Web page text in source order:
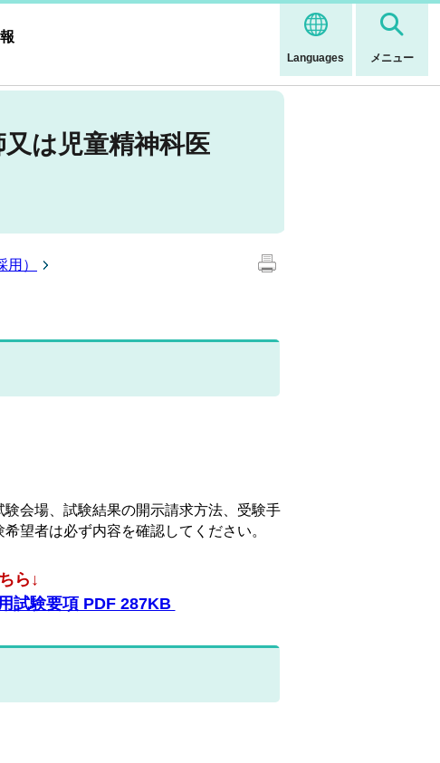
Languages メニュー
は児童精神科医
）
会場、試験結果の開示請求方法、受験手
望者は必ず内容を確認してください。
ら↓
試験要項 PDF 287KB